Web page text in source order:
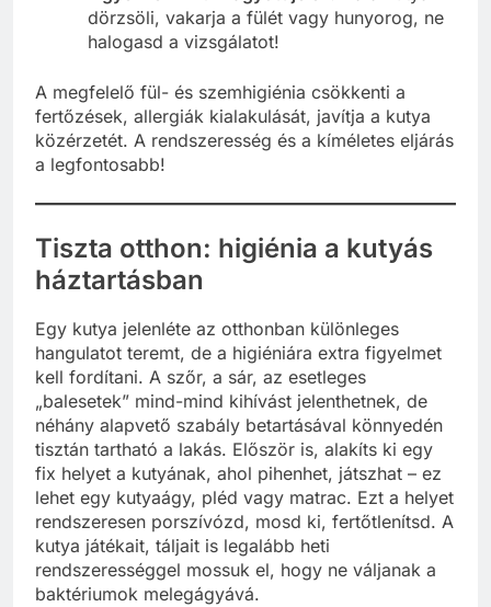
dörzsöli, vakarja a fülét vagy hunyorog, ne
halogasd a vizsgálatot!
A megfelelő fül- és szemhigiénia csökkenti a
fertőzések, allergiák kialakulását, javítja a kutya
közérzetét. A rendszeresség és a kíméletes eljárás
a legfontosabb!
Tiszta otthon: higiénia a kutyás
háztartásban
Egy kutya jelenléte az otthonban különleges
hangulatot teremt, de a higiéniára extra figyelmet
kell fordítani. A szőr, a sár, az esetleges
„balesetek” mind-mind kihívást jelenthetnek, de
néhány alapvető szabály betartásával könnyedén
tisztán tartható a lakás. Először is, alakíts ki egy
fix helyet a kutyának, ahol pihenhet, játszhat – ez
lehet egy kutyaágy, pléd vagy matrac. Ezt a helyet
rendszeresen porszívózd, mosd ki, fertőtlenítsd. A
kutya játékait, táljait is legalább heti
rendszerességgel mossuk el, hogy ne váljanak a
baktériumok melegágyává.